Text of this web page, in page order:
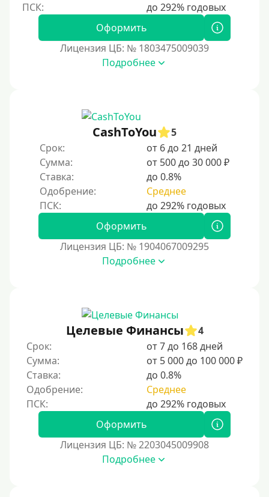
4000 руб
12000 руб
15000 руб
20000 руб
25000 руб
30000 руб на год
80000 руб
90000 руб
100000 руб
150000 руб
200000 руб
250000 руб
Оформить
Лицензия ЦБ: № 1803475009039
Подробнее
CashToYou
5
Срок:
от 6 до 21 дней
Сумма:
от 500 до 30 000 ₽
Ставка:
до 0.8%
Одобрение:
Среднее
Оформить
Лицензия ЦБ: № 1904067009295
Подробнее
Целевые Финансы
4
Срок:
от 7 до 168 дней
Сумма:
от 5 000 до 100 000 ₽
Ставка:
до 0.8%
Одобрение:
Среднее
Оформить
Лицензия ЦБ: № 2203045009908
Подробнее